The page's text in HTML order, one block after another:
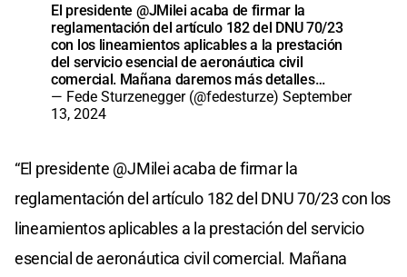
El presidente @JMilei acaba de firmar la
reglamentación del artículo 182 del DNU 70/23
con los lineamientos aplicables a la prestación
del servicio esencial de aeronáutica civil
comercial. Mañana daremos más detalles…
— Fede Sturzenegger (@fedesturze) September
13, 2024
“El presidente @JMilei acaba de firmar la
reglamentación del artículo 182 del DNU 70/23 con los
lineamientos aplicables a la prestación del servicio
esencial de aeronáutica civil comercial. Mañana